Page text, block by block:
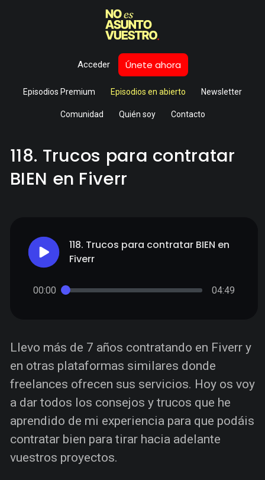
Acceder Únete ahora
Episodios Premium Episodios en abierto Newsletter
Comunidad Quién soy Contacto
118. Trucos para contratar
BIEN en Fiverr
118. Trucos para contratar BIEN en
Fiverr
00:00 04:49
Llevo más de 7 años contratando en Fiverr y
en otras plataformas similares donde
freelances ofrecen sus servicios. Hoy os voy
a dar todos los consejos y trucos que he
aprendido de mi experiencia para que podáis
contratar bien para tirar hacia adelante
vuestros proyectos.